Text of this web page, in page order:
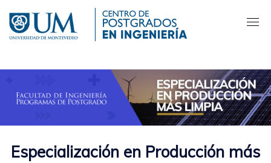
contenido
principal
Especialización en Producción más